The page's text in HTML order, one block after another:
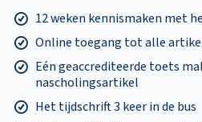
12 weken kennismaken met
Online toegang tot alle
Eén geaccrediteerde toets
nascholingsartikel
Het tijdschrift 3 keer in de bus